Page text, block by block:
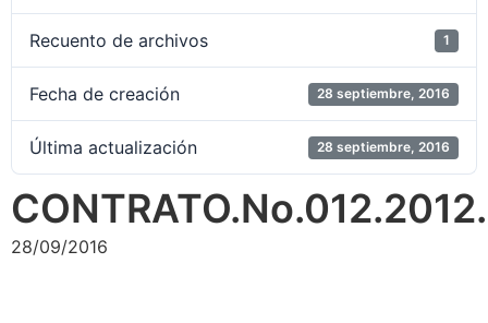
Recuento de archivos 1
Fecha de creación 28 septiembre, 2016
Última actualización 28 septiembre, 2016
28/09/2016